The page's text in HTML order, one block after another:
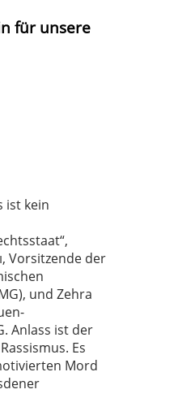
für unsere
ist kein
Vorsitzende der
und Zehra
Anlass ist der
Es
Mord